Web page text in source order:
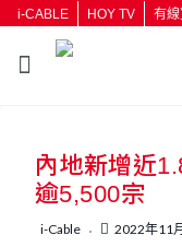
i-CABLE HOY TV 有
內地新增近
逾5,500宗
i-Cable 2022年11